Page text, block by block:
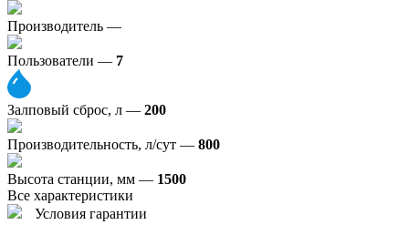
Производитель —
Пользователи — 7
Залповый сброс, л — 200
Производительность, л/сут — 800
Высота станции, мм — 1500
Все характеристики
Условия гарантии